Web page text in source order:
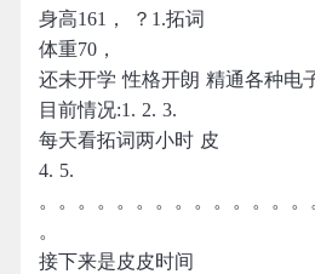
身高161， ？1.拓词
体重70，
还未开学 性格开朗 精通各种电
目前情况:1. 2. 3.
每天看拓词两小时 皮
4. 5.
。。。。。。。。。。。。。。
。
接下来是皮皮时间